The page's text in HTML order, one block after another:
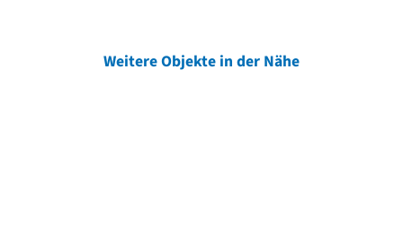
Weitere Objekte in der Nähe